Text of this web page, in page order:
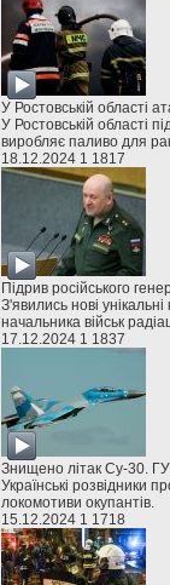
У Ростовській області
У Ростовській області
виробляє паливо для
18.12.2024 1 1817
Підрив російського
З'явились нові
начальника військ
17.12.2024 1 1837
Знищено літак Су-30.
Українські розвідники
локомотиви окупантів.
15.12.2024 1 1718